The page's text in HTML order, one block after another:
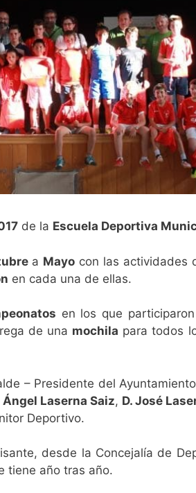
de la Escuela Deportiva
a Mayo con las actividades
en cada una de ellas.
en los que
de una mochila para todos
– Presidente del
Ángel Laserna Saiz, D. José
Deportivo.
desde la Concejalía de
tiene año tras año.